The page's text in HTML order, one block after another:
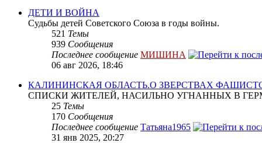
ДЕТИ И ВОЙНА
Судьбы детей Советского Союза в годы войны.
521 Темы
939 Сообщения
Последнее сообщение МИШИНА
06 авг 2026, 18:46
КАЛИНИНСКАЯ ОБЛАСТЬ.О ЗВЕРСТВАХ
СПИСКИ ЖИТЕЛЕЙ, НАСИЛЬНО УГНАННЫХ В
25 Темы
170 Сообщения
Последнее сообщение Татьяна1965
31 янв 2025, 20:27